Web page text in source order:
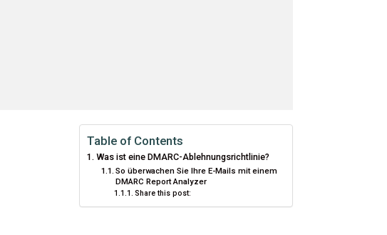
Table of Contents
Was ist eine DMARC-Ablehnungsrichtlinie?
So überwachen Sie Ihre E-Mails mit einem
DMARC Report Analyzer
Share this post: